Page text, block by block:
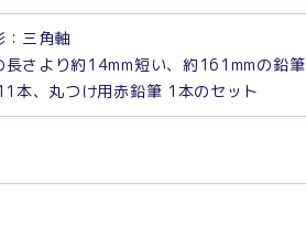
三角軸
長さより約14mm短い、約161mmの鉛筆
本、丸つけ用赤鉛筆 1本のセット